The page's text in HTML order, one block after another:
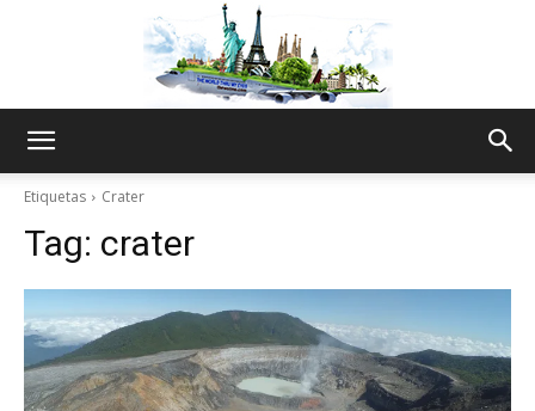
Thru
Etiquetas Crater
Tag: crater